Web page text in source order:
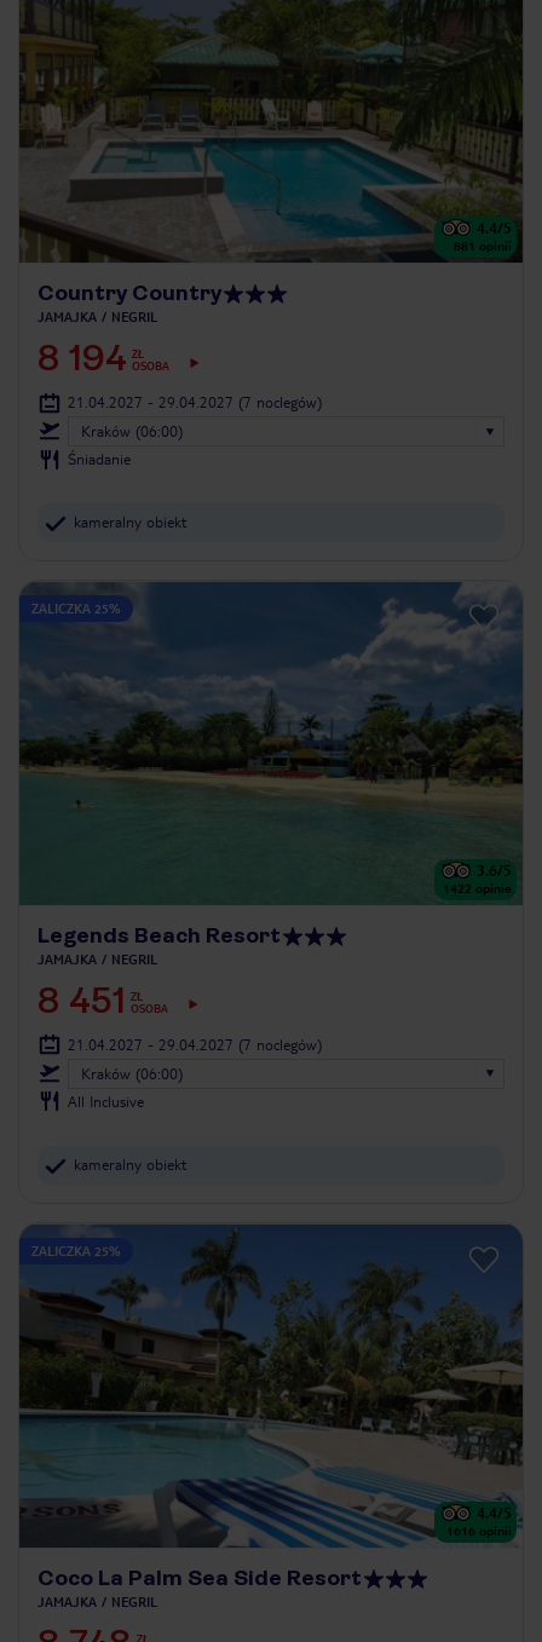
4.4/5
881 opinii
Country Country
JAMAJKA NEGRIL
8 194 ZŁ
OSOBA
21.04.2027 - 29.04.2027 (7 noclegów)
Kraków (06:00)
Śniadanie
kameralny obiekt
ZALICZKA 25%
3.6/5
1422 opinie
Legends Beach Resort
JAMAJKA NEGRIL
8 451
ZŁ
OSOBA
21.04.2027 - 29.04.2027 (7 noclegów)
Kraków (06:00)
All Inclusive
kameralny obiekt
ZALICZKA 25%
4.4/5
1616 opinii
Coco La Palm Sea Side Resort
JAMAJKA NEGRIL
ZŁ